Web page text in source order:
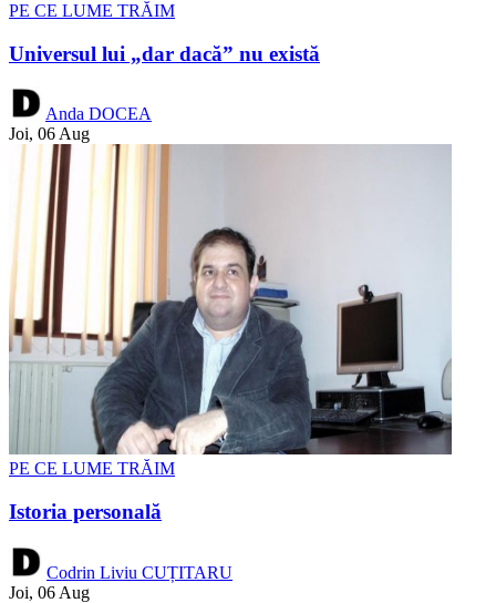
PE CE LUME TRĂIM
Universul lui „dar dacă” nu există
Anda DOCEA
Joi, 06 Aug
PE CE LUME TRĂIM
Istoria personală
Codrin Liviu CUȚITARU
Joi, 06 Aug